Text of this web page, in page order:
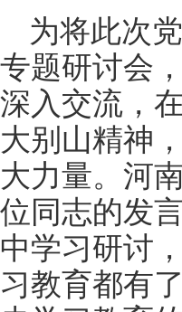
为将此次
专题研讨会
深入交流，
大别山精神
大力量。 河
位同志的发
中学习研讨
习教育都有